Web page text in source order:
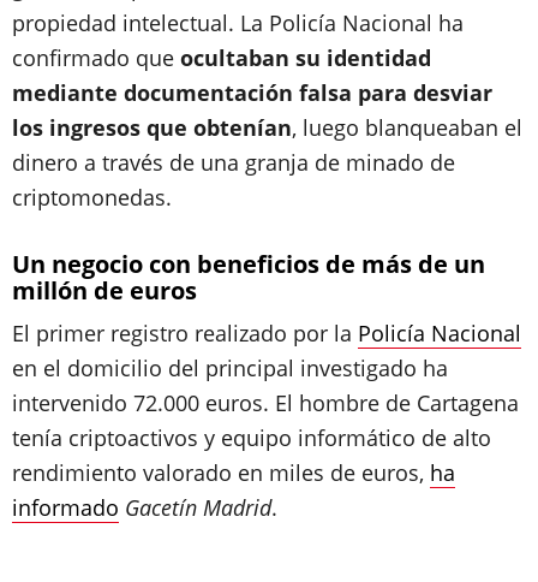
propiedad intelectual. La Policía Nacional ha
confirmado que ocultaban su identidad
mediante documentación falsa para desviar
los ingresos que obtenían, luego blanqueaban el
dinero a través de una granja de minado de
criptomonedas.
Un negocio con beneficios de más de un
millón de euros
El primer registro realizado por la Policía Nacional
en el domicilio del principal investigado ha
intervenido 72.000 euros. El hombre de Cartagena
tenía criptoactivos y equipo informático de alto
rendimiento valorado en miles de euros, ha
informado Gacetín Madrid.